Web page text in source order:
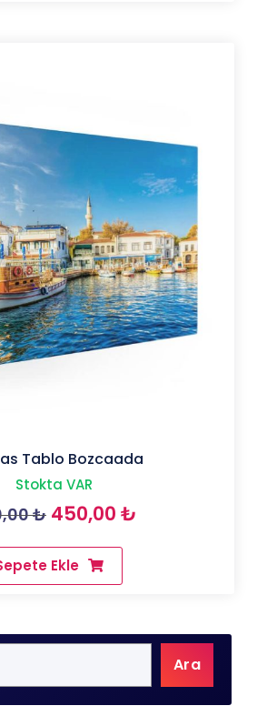
Tablo Bozcaada
Stokta VAR
₺ Orijinal
fiyat:
500,00 ₺.
450,00 ₺
Ekle
Ara